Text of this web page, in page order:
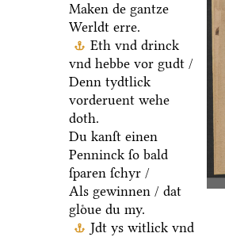
Maken de gantze
Werldt erre.
Eth vnd drinck
vnd hebbe vor gudt /
Denn tydtlick
vorderuent wehe
doth.
Du kanſt einen
Penninck ſo bald
ſparen ſchyr /
Als gewinnen / dat
gloͤue du my.
Jdt ys witlick vnd